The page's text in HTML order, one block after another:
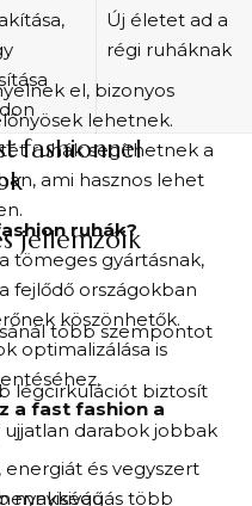
Új életet ad a
régi ruháknak
fashionnel
ruhák?
tömeges gyártásnak,
fejlődő országokban
köszönhetők.
optimalizálása is
a fast fashion a
és vegyszert
el, bizonyos
lehetnek.
ruhák segíthetnek a
ami hasznos lehet
jellemzőik
több szempontot
légcirkulációt biztosít
ujjatlan darabok jobbak
nyakkivágás több